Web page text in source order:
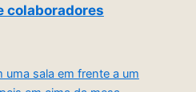
colaboradores